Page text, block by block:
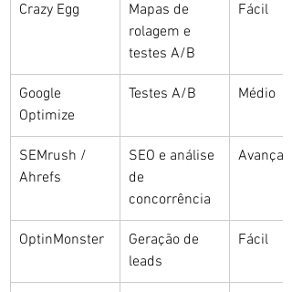
Crazy Egg
Mapas de
rolagem e
testes A/B
Fácil
Google
Optimize
Testes A/B Médio
SEMrush /
Ahrefs
SEO e análise
de
concorrência
Avançado
OptinMonster
Geração de
leads
Fácil